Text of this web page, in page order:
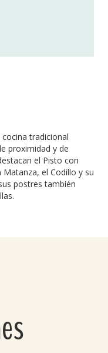
tradicional
proximidad y de
el Pisto con
el Codillo y su
postres también